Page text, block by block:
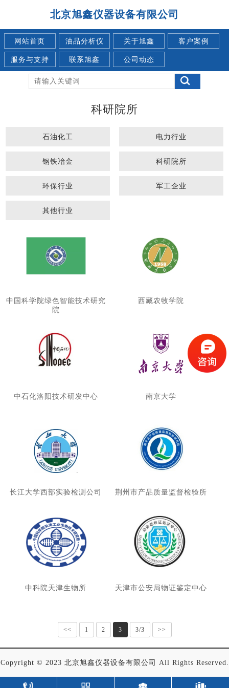
北京旭鑫仪器设备有限公司
网站首页 油品分析仪 关于旭鑫 客户案例
服务与支持 联系旭鑫 公司动态
科研院所
石油化工 电力行业
钢铁冶金 科研院所
环保行业 军工企业
其他行业
中国科学院绿色智能技术研究
院
西藏农牧学院
中石化洛阳技术研发中心 南京大学
长江大学西部实验检测公司 荆州市产品质量监督检验所
中科院天津生物所 天津市公安局物证鉴定中心
<< 1 2 3 3/3 >>
Copyright © 2023 北京旭鑫仪器设备有限公司 All Rights Reserved.